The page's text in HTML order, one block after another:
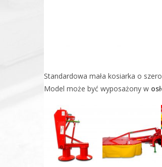
Standardowa mała kosiarka o
Model może być wyposażony w